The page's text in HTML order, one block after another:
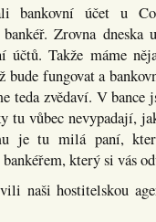
bankovní účet u
Zrovna dneska
účtů. Takže máme
fungovat a
teda zvědaví. V bance
tu vůbec nevypadají,
je tu milá paní,
který si vás
naši hostitelskou